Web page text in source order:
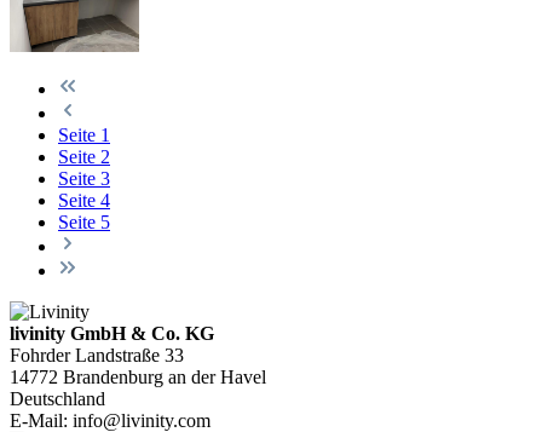
Seite 1
Seite 2
Seite 3
Seite 4
Seite 5
livinity GmbH & Co. KG
Fohrder Landstraße 33
14772 Brandenburg an der Havel
Deutschland
E-Mail: info@livinity.com